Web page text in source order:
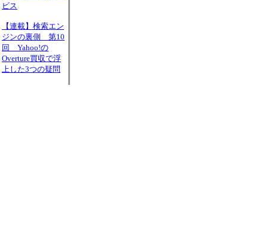
ビス
【連載】検索エン
ジンの裏側 第10
回 Yahoo!の
Overture買収で浮
上した3つの疑問